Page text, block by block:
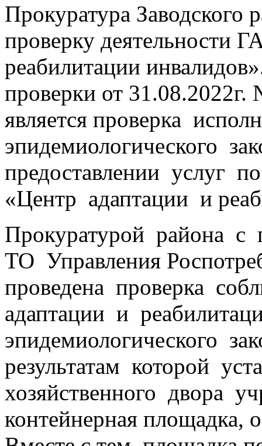
Прокуратура Заводского
проверку деятельности
реабилитации
проверки от
является проверка
эпидемиологического
предоставлении услуг
«Центр адаптации и
Прокуратурой района с
ТО Управления
проведена проверка
адаптации и
эпидемиологического
результатам которой
хозяйственного двора
контейнерная площадка,